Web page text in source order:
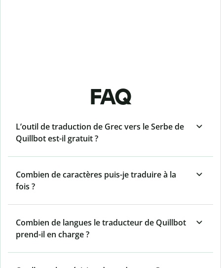
FAQ
L’outil de traduction de Grec vers le Serbe de
Quillbot est-il gratuit ?
Combien de caractères puis-je traduire à la
fois ?
Combien de langues le traducteur de Quillbot
prend-il en charge ?